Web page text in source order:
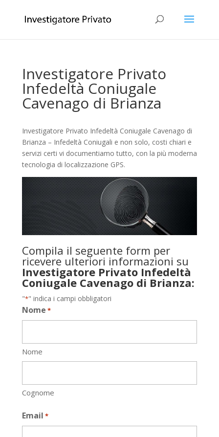
Investigatore Privato
Infedeltà Coniugale
Cavenago di Brianza
Investigatore Privato Infedeltà Coniugale Cavenago di
Brianza – Infedeltà Coniugali e non solo, costi chiari e
servizi certi vi documentiamo tutto, con la più moderna
tecnologia di localizzazione GPS.
Compila il seguente form per
ricevere ulteriori informazioni su
Investigatore Privato Infedeltà
Coniugale Cavenago di Brianza:
"*" indica i campi obbligatori
Nome *
Nome
Cognome
Email *